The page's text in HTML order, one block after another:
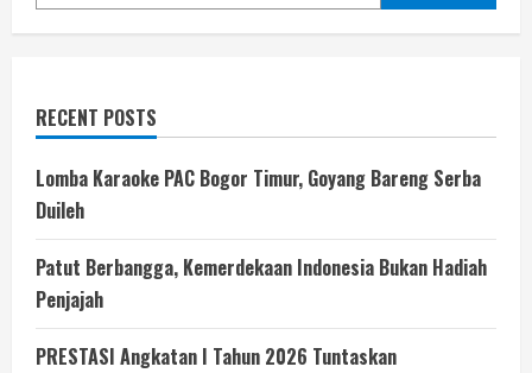
RECENT POSTS
Lomba Karaoke PAC Bogor Timur, Goyang Bareng Serba
Duileh
Patut Berbangga, Kemerdekaan Indonesia Bukan Hadiah
Penjajah
PRESTASI Angkatan I Tahun 2026 Tuntaskan